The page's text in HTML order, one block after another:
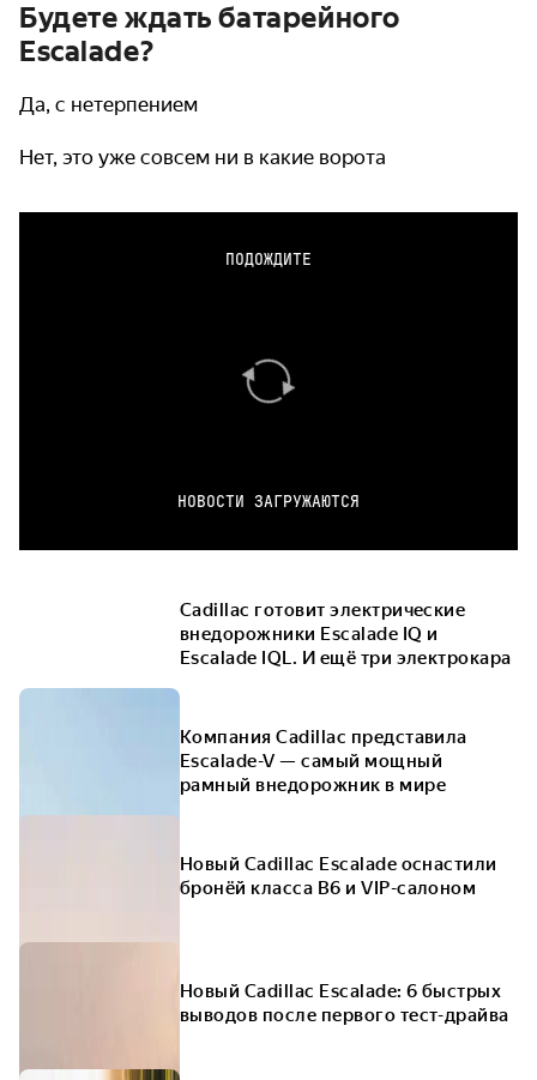
Будете ждать батарейного
Escalade?
Да, с нетерпением
Нет, это уже совсем ни в какие ворота
ПОДОЖДИТЕ
НОВОСТИ ЗАГРУЖАЮТСЯ
Cadillac готовит электрические
внедорожники Escalade IQ и
Escalade IQL. И ещё три электрокара
Компания Cadillac представила
Escalade-V — самый мощный
рамный внедорожник в мире
Новый Cadillac Escalade оснастили
бронёй класса В6 и VIP-салоном
Новый Cadillac Escalade: 6 быстрых
выводов после первого тест-драйва